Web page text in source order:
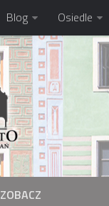
Blog Osiedle
ZOBACZ